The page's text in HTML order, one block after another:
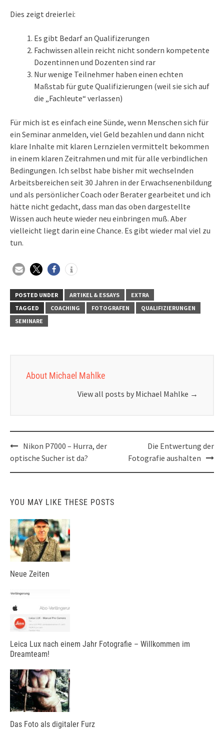
Dies zeigt dreierlei:
Es gibt Bedarf an Qualifizerungen
Fachwissen allein reicht nicht sondern kompetente
Dozentinnen und Dozenten sind rar
Nur wenige Teilnehmer haben einen echten
Maßstab für gute Qualifizierungen (weil sie sich auf
die „Fachleute“ verlassen)
Für mich ist es einfach eine Sünde, wenn Menschen sich für
ein Seminar anmelden, viel Geld bezahlen und dann nicht
klare Inhalte mit klaren Lernzielen vermittelt bekommen
in einem klaren Zeitrahmen und mit für alle verbindlichen
Bedingungen. Ich selbst habe bisher mit wechselnden
Arbeitsbereichen seit 30 Jahren in der Erwachsenenbildung
und als persönlicher Coach oder Berater gearbeitet und ich
hätte nicht gedacht, dass man das oben dargestellte
Wissen auch heute wieder neu einbringen muß. Aber
vielleicht liegt darin eine Chance. Es gibt wieder mal viel zu
tun.
POSTED UNDER ARTIKEL & ESSAYS
EXTRA
TAGGED
COACHING FOTOGRAFEN
QUALIFIZIERUNGEN
SEMINARE
About Michael Mahlke
View all posts by Michael Mahlke →
Post
navigation
Nikon P7000 – Hurra, der
optische Sucher ist da?
Die Entwertung der
Fotografie aushalten
YOU MAY LIKE THESE POSTS
Neue Zeiten
Leica Lux nach einem Jahr Fotografie – Willkommen im
Dreamteam!
Das Foto als digitaler Furz